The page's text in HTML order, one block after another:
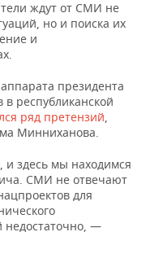
ждут от СМИ не
но и поиска их
и
президента
республиканской
ряд претензий,
Минниханова.
здесь мы находимся
СМИ не отвечают
для
недостаточно, —